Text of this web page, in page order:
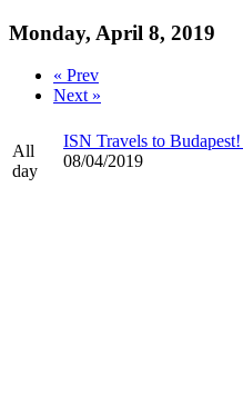
Monday, April 8, 2019
« Prev
Next »
All
day
ISN Travels to
08/04/2019